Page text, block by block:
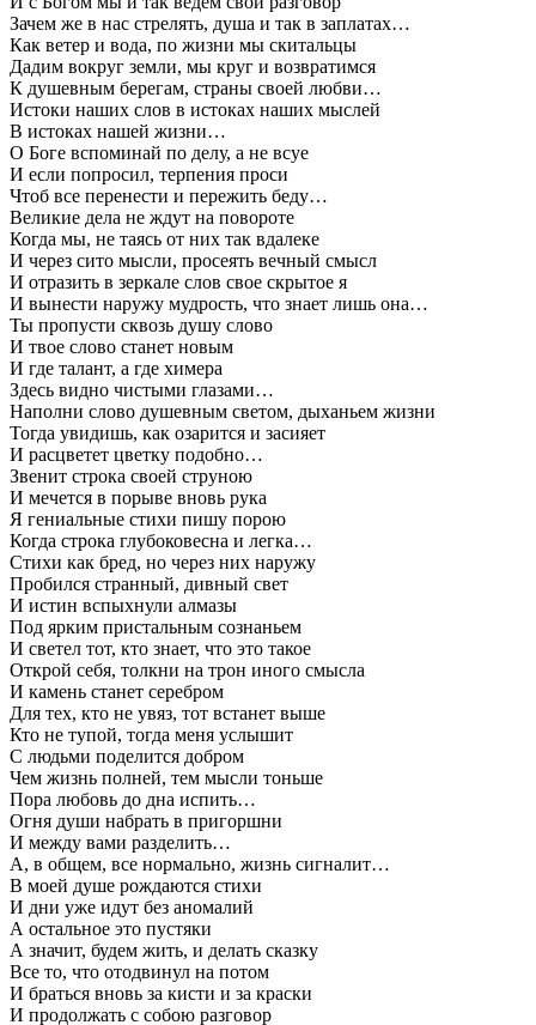
Зачем же в нас стрелять, душа и так в заплатах…
Как ветер и вода, по жизни мы скитальцы
Дадим вокруг земли, мы круг и возвратимся
К душевным берегам, страны своей любви…
Истоки наших слов в истоках наших мыслей
В истоках нашей жизни…
О Боге вспоминай по делу, а не всуе
И если попросил, терпения проси
Чтоб все перенести и пережить беду…
Великие дела не ждут на повороте
Когда мы, не таясь от них так вдалеке
И через сито мысли, просеять вечный смысл
И отразить в зеркале слов свое скрытое я
И вынести наружу мудрость, что знает лишь она…
Ты пропусти сквозь душу слово
И твое слово станет новым
И где талант, а где химера
Здесь видно чистыми глазами…
Наполни слово душевным светом, дыханьем жизни
Тогда увидишь, как озарится и засияет
И расцветет цветку подобно…
Звенит строка своей струною
И мечется в порыве вновь рука
Я гениальные стихи пишу порою
Когда строка глубоковесна и легка…
Стихи как бред, но через них наружу
Пробился странный, дивный свет
И истин вспыхнули алмазы
Под ярким пристальным сознаньем
И светел тот, кто знает, что это такое
Открой себя, толкни на трон иного смысла
И камень станет серебром
Для тех, кто не увяз, тот встанет выше
Кто не тупой, тогда меня услышит
С людьми поделится добром
Чем жизнь полней, тем мысли тоньше
Пора любовь до дна испить…
Огня души набрать в пригоршни
И между вами разделить…
А, в общем, все нормально, жизнь сигналит…
В моей душе рождаются стихи
И дни уже идут без аномалий
А остальное это пустяки
А значит, будем жить, и делать сказку
Все то, что отодвинул на потом
И браться вновь за кисти и за краски
И продолжать с собою разговор